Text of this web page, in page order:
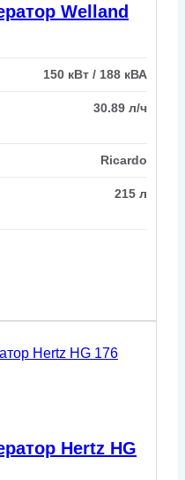
Welland
150 кВт / 188 кВА
30.89 л/ч
Ricardo
215 л
Hertz HG